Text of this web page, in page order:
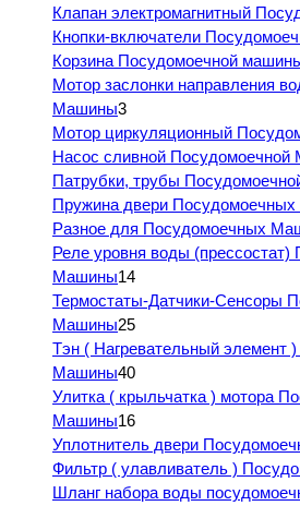
Клапан электромагнитный
Кнопки-включатели
Корзина Посудомоечной
Мотор заслонки направления
Машины3
Мотор циркуляционный
Насос сливной
Патрубки, трубы
Пружина двери
Разное для Посудомоечных
Реле уровня воды (прессостат)
Машины14
Термостаты-Датчики-Сенсоры
Машины25
Тэн ( Нагревательный элемент
Машины40
Улитка ( крыльчатка ) мотора
Машины16
Уплотнитель двери
Фильтр ( улавливатель )
Шланг набора воды